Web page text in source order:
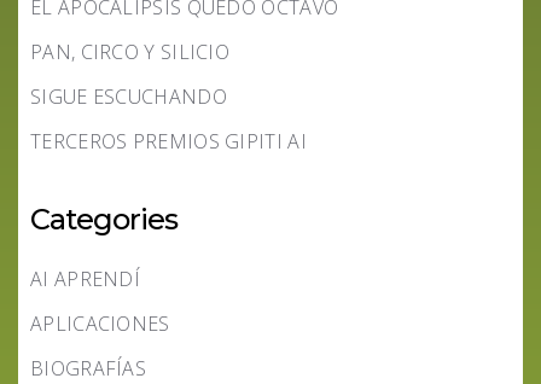
EL APOCALIPSIS QUEDÓ OCTAVO
PAN, CIRCO Y SILICIO
SIGUE ESCUCHANDO
TERCEROS PREMIOS GIPITI AI
Categories
AI APRENDÍ
APLICACIONES
BIOGRAFÍAS